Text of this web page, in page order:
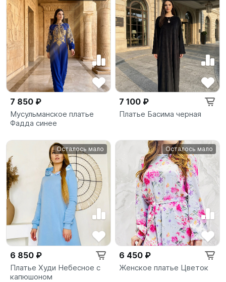
7 850 ₽
Мусульманское платье
Фадда синее
7 100 ₽
Платье Басима черная
Осталось мало
6 850 ₽
Платье Худи Небесное с
капюшоном
Осталось мало
6 450 ₽
Женское платье Цветок